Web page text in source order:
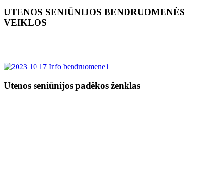
UTENOS SENIŪNIJOS BENDRUOMENĖS
VEIKLOS
Utenos seniūnijos padėkos ženklas